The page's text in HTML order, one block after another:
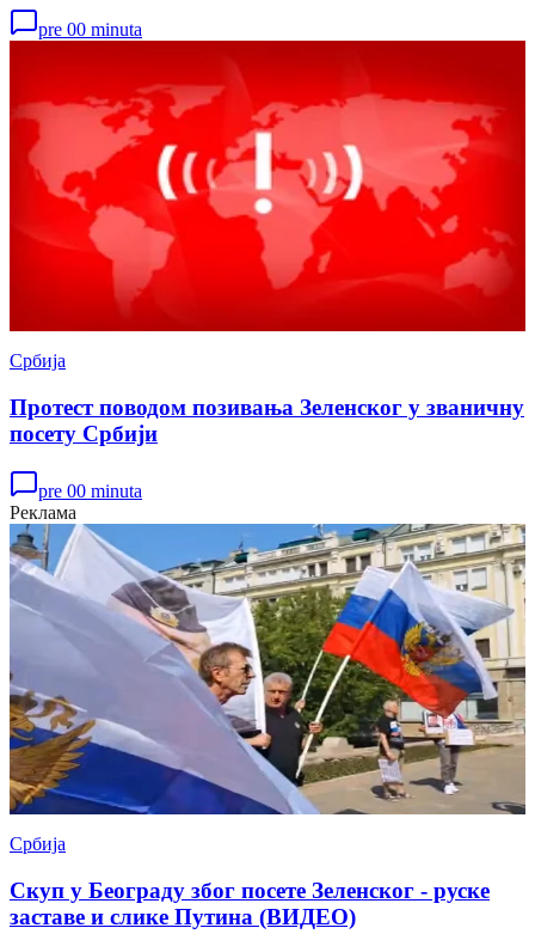
pre 00 minuta
Србија
Протест поводом позивања Зеленског у званичну
посету Србији
pre 00 minuta
Реклама
Србија
Скуп у Београду због посете Зеленског - руске
заставе и слике Путина (ВИДЕО)